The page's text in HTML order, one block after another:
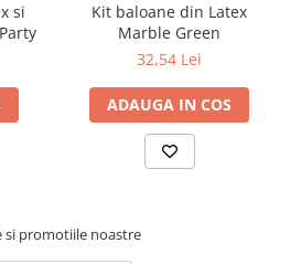
si
Kit baloane din Latex
Marble Green
32,54 Lei
ADAUGA IN COS
si promotiile noastre